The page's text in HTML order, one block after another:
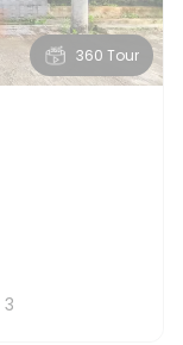
360 Tour
3